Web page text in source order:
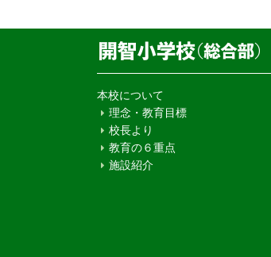
本校について
理念・教育目標
校長より
教育の６重点
施設紹介